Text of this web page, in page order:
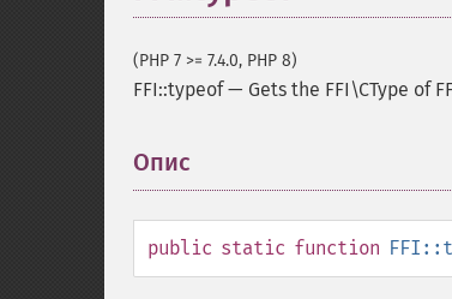
(PHP 7 >= 7.4.0, PHP 8)
FFI::typeof— Gets the FFI\CType of
Опис
public static function